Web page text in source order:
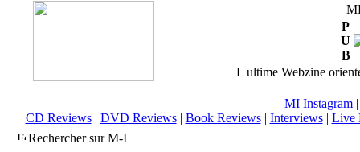
P
U
B
L ultime Webzine
MI Instagram
CD Reviews| DVD Reviews| Book Reviews| Interviews| Live
Rechercher sur M-I